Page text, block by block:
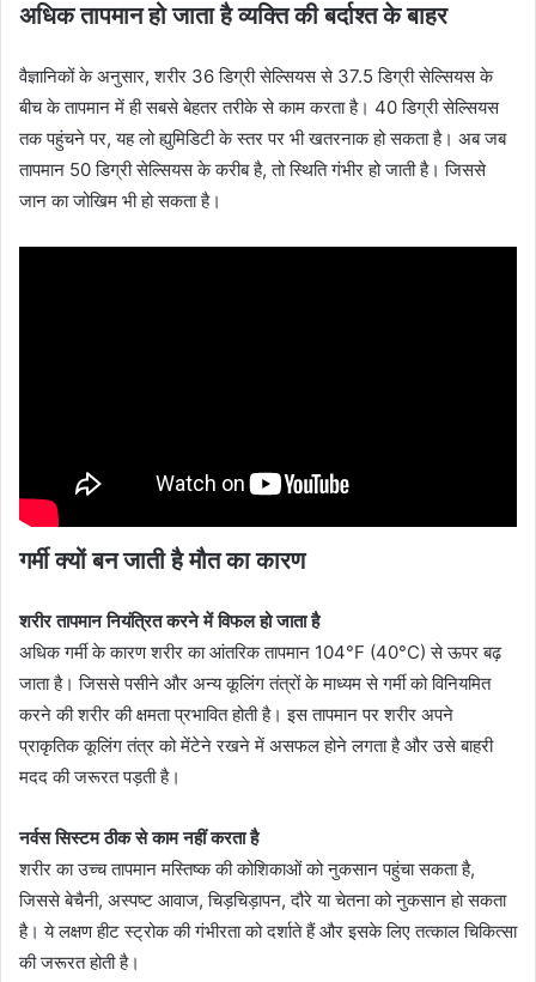
अधिक तापमान हो जाता है व्यक्ति की बर्दाश्त के बाहर
वैज्ञानिकों के अनुसार, शरीर 36 डिग्री सेल्सियस से 37.5 डिग्री सेल्सियस के
बीच के तापमान में ही सबसे बेहतर तरीके से काम करता है। 40 डिग्री सेल्सियस
तक पहुंचने पर, यह लो ह्युमिडिटी के स्तर पर भी खतरनाक हो सकता है। अब जब
तापमान 50 डिग्री सेल्सियस के करीब है, तो स्थिति गंभीर हो जाती है। जिससे
जान का जोखिम भी हो सकता है।
गर्मीक्योंबन जाती है मौत का कारण
शरीर तापमान नियंत्रित करने में विफल हो जाता है
अधिक गर्मी के कारण शरीर का आंतरिक तापमान 104°F (40°C) से ऊपर बढ़
जाता है। जिससे पसीने और अन्य कूलिंग तंत्रों के माध्यम से गर्मी को विनियमित
करने की शरीर की क्षमता प्रभावित होती है। इस तापमान पर शरीर अपने
प्राकृतिक कूलिंग तंत्र को मेंटेने रखने में असफल होने लगता है और उसे बाहरी
मदद की जरूरत पड़ती है।
नर्वस सिस्टम ठीक से काम नहीं करता है
शरीर का उच्च तापमान मस्तिष्क की कोशिकाओं को नुकसान पहुंचा सकता है,
जिससे बेचैनी, अस्पष्ट आवाज, चिड़चिड़ापन, दौरे या चेतना को नुकसान हो सकता
है। ये लक्षण हीट स्ट्रोक की गंभीरता को दर्शाते हैं और इसके लिए तत्काल चिकित्सा
की जरूरत होती है।